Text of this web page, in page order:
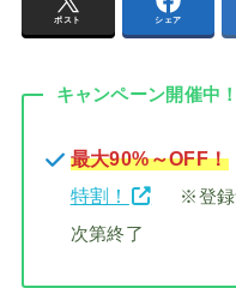
ポスト シェア
キャンペーン開催中！
最大90%～OFF！
特割！
※登録
次第終了